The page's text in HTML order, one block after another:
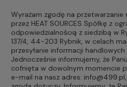
Wyrażam zgodę na
przez HEAT SOURCES Spółkę z
odpowiedzialnością z siedzibą w
137/4, 44-203 Rybnik, w celach
przesyłanie informacji
Jednocześnie informujemy, że
cofnięta w dowolnym momencie
e-mail na nasz adres: info@499.pl